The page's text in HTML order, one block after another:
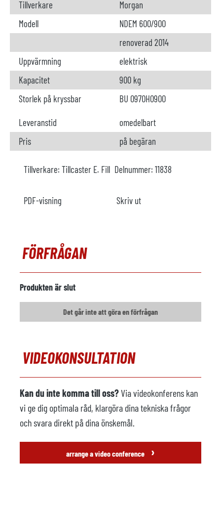
Tillverkare
Morgan
Modell
NDEM 600/900
renoverad 2014
Uppvärmning
elektrisk
Kapacitet
900 kg
Storlek på kryssbar
BU 0970H0900
Leveranstid
omedelbart
Pris
på begäran
Tillverkare: Tillcaster E. Fill Delnummer: 11838
PDF-visning Skriv ut
FÖRFRÅGAN
Produkten är slut
Det går inte att göra en förfrågan
VIDEOKONSULTATION
Kan du inte komma till oss?Via videokonferens kan
vi ge dig optimala råd, klargöra dina tekniska frågor
och svara direkt på dina önskemål.
arrange a video conference ›